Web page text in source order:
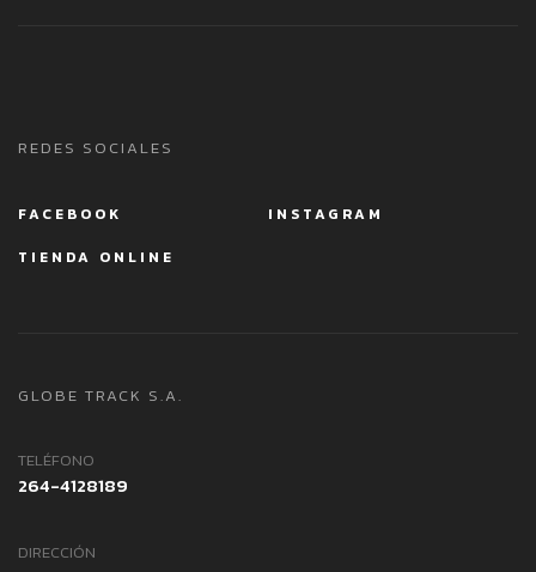
REDES SOCIALES
FACEBOOK
INSTAGRAM
TIENDA ONLINE
GLOBE TRACK S.A.
TELÉFONO
264-4128189
DIRECCIÓN